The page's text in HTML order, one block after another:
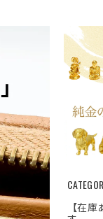
【在